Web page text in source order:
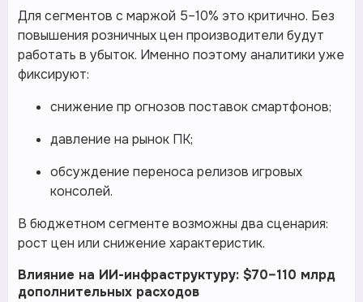
Для сегментов с маржой 5–10% это критично. Без
повышения розничных цен производители будут
работать в убыток. Именно поэтому аналитики уже
фиксируют:
снижение пр огнозов поставок смартфонов;
давление на рынок ПК;
обсуждение переноса релизов игровых
консолей.
В бюджетном сегменте возможны два сценария:
рост цен или снижение характеристик.
Влияние на ИИ-инфраструктуру: $70–110 млрд
дополнительных расходов